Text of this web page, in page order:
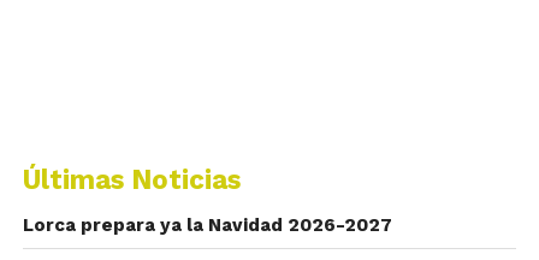
Últimas Noticias
Lorca prepara ya la Navidad 2026-2027